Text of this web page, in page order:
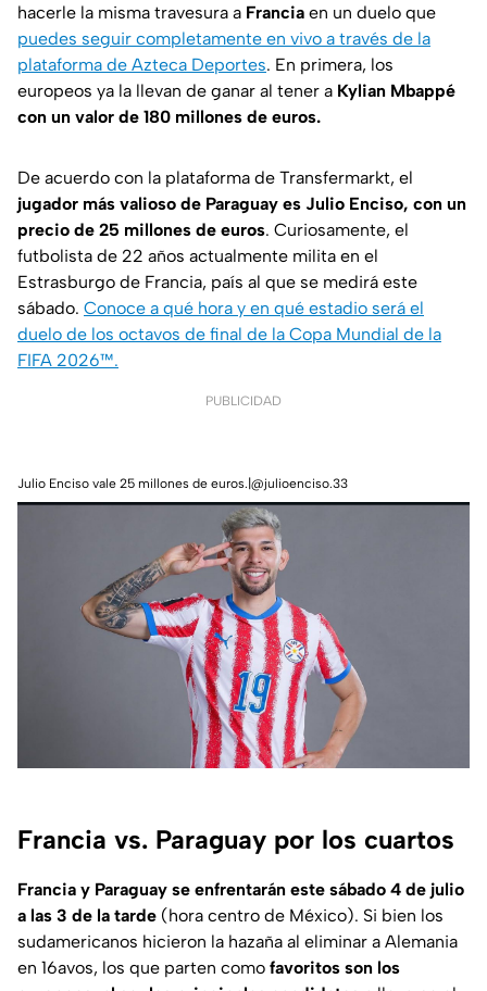
hacerle la misma travesura a Francia en un duelo que
puedes seguir completamente en vivo a través de la
plataforma de Azteca Deportes. En primera, los
europeos ya la llevan de ganar al tener a Kylian Mbappé
con un valor de 180 millones de euros.
De acuerdo con la plataforma de Transfermarkt, el
jugador más valioso de Paraguay es Julio Enciso, con un
precio de 25 millones de euros. Curiosamente, el
futbolista de 22 años actualmente milita en el
Estrasburgo de Francia, país al que se medirá este
sábado. Conoce a qué hora y en qué estadio será el
duelo de los octavos de final de la Copa Mundial de la
FIFA 2026™.
PUBLICIDAD
Julio Enciso vale 25 millones de euros.|@julioenciso.33
Francia vs. Paraguay por los cuartos
Francia y Paraguay se enfrentarán este sábado 4 de julio
a las 3 de la tarde (hora centro de México). Si bien los
sudamericanos hicieron la hazaña al eliminar a Alemania
en 16avos, los que parten como favoritos son los